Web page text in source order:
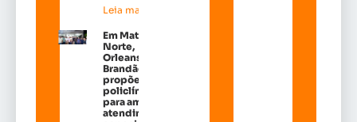
Leia mais »
Em Matões do
Norte,
Orleans
Brandão
propõe
policlínicas
para ampliar
atendimento